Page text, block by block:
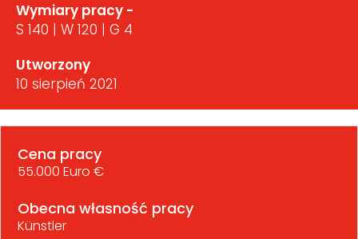
Wymiary pracy -
S 140 | W 120 | G 4
Utworzony
10 sierpień 2021
Cena pracy
55.000 Euro €
Obecna własność pracy
Künstler